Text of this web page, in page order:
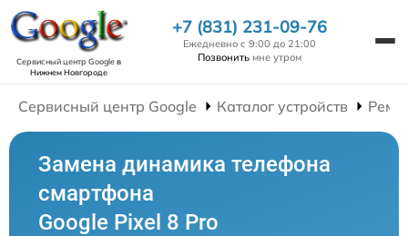
Сервисный центр Googleв
Нижнем Новгороде
+7 (831) 231-09-76
Ежедневно с 9:00 до 21:00
Позвонить мне утром
Сервисный центр Google Каталог устройств
Замена динамика телефона
смартфона
Google Pixel 8 Pro